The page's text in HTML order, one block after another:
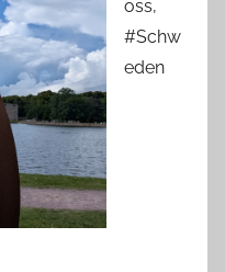
oss,
#Schw
eden